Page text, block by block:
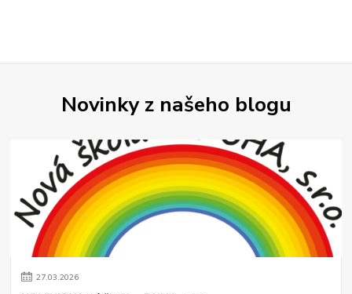
Novinky z našeho blogu
27.03.2026